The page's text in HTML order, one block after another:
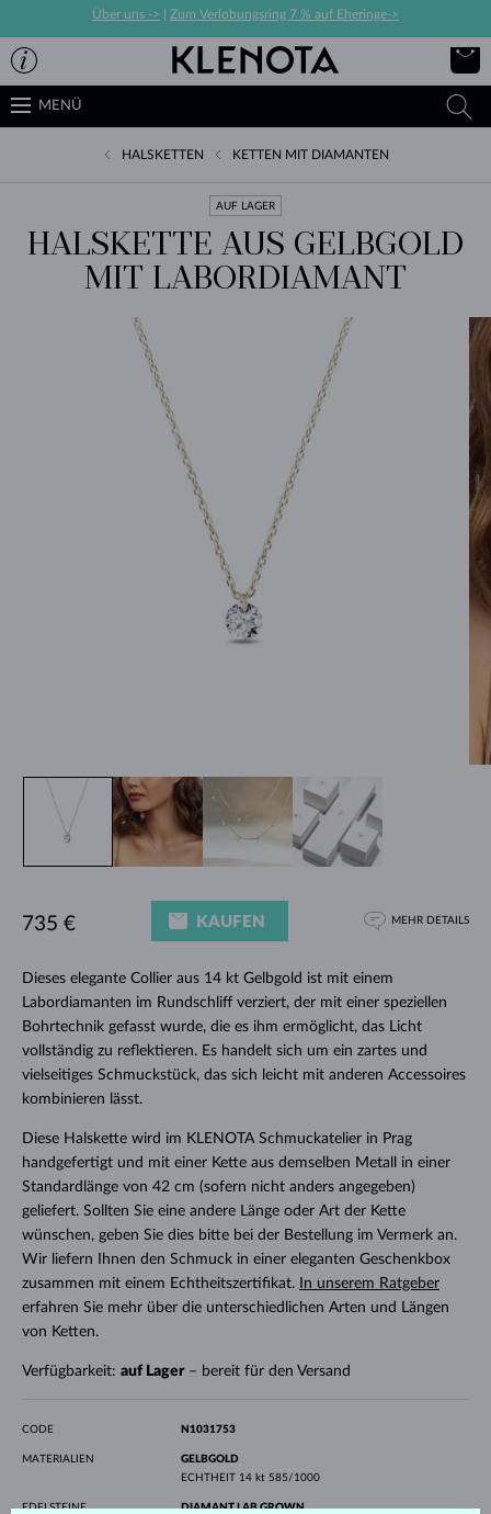
Über uns -> Zum Verlobungsring 7 % auf Eheringe->
MENÜ
HALSKETTEN KETTEN MIT DIAMANTEN
AUF LAGER
HALSKETTE AUS GELBGOLD
MIT LABORDIAMANT
Dieses elegante Collier aus 14 kt Gelbgold ist mit einem
Labordiamanten im Rundschliff verziert, der mit einer speziellen
Bohrtechnik gefasst wurde, die es ihm ermöglicht, das Licht
vollständig zu reflektieren. Es handelt sich um ein zartes und
vielseitiges Schmuckstück, das sich leicht mit anderen Accessoires
kombinieren lässt.
Diese Halskette wird im KLENOTA Schmuckatelier in Prag
handgefertigt und mit einer Kette aus demselben Metall in einer
Standardlänge von 42 cm (sofern nicht anders angegeben)
geliefert. Sollten Sie eine andere Länge oder Art der Kette
wünschen, geben Sie dies bitte bei der Bestellung im Vermerk an.
Wir liefern Ihnen den Schmuck in einer eleganten Geschenkbox
zusammen mit einem Echtheitszertifikat.
In unserem Ratgeber
erfahren Sie mehr über die unterschiedlichen Arten und Längen
von Ketten.
Verfügbarkeit: auf Lager– bereit für den Versand
735 € KAUFEN MEHR DETAILS
CODE N1031753
MATERIALIEN
GELBGOLD
ECHTHEIT 14 kt 585/1000
EDELSTEINE
DIAMANT LAB GROWN